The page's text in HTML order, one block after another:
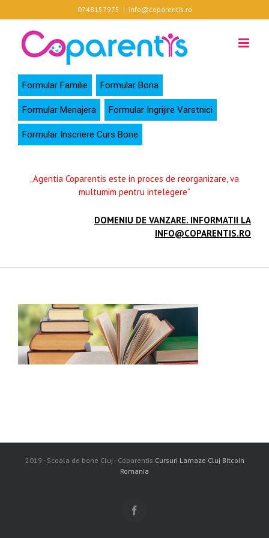
to
content
0748157975 | info@coparentis.ro
Formular Familie Formular Bona
Formular Menajera Formular Ingrijire Varstnici
Formular Inscriere Curs Bone
„Agentia Coparentis este in proces de reorganizare, va
multumim pentru intelegere”
DOMENIU DE VANZARE. INFORMATII LA
INFO@COPARENTIS.RO
2019 - Scoala de bone Cluj - Coparentis Cursuri Lamaze Cluj Bitcoin
Romania